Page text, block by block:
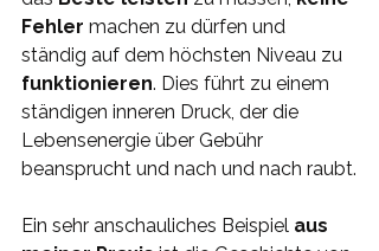
Fehler machen zu dürfen und
ständig auf dem höchsten Niveau zu
funktionieren. Dies führt zu einem
ständigen inneren Druck, der die
Lebensenergie über Gebühr
beansprucht und nach und nach raubt.
Ein sehr anschauliches Beispiel aus